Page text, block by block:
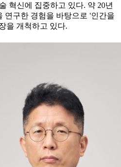
혁신에 집중하고 있다. 약 20년
연구한 경험을 바탕으로 '인간을
을 개척하고 있다.